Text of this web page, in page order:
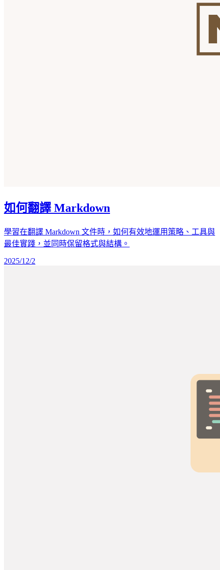
如何翻譯 Markdown
學習在翻譯 Markdown 文件時，如何有效地運用策略、工具與
最佳實踐，並同時保留格式與結構。
2025/12/2